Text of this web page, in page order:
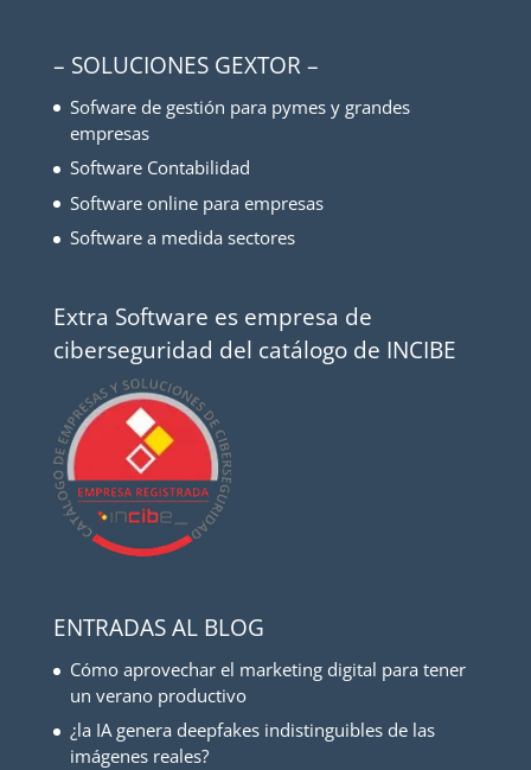
– SOLUCIONES GEXTOR –
Sofware de gestión para pymes y grandes
empresas
Software Contabilidad
Software online para empresas
Software a medida sectores
Extra Software es empresa de
ciberseguridad del catálogo de INCIBE
ENTRADAS AL BLOG
Cómo aprovechar el marketing digital para tener
un verano productivo
¿la IA genera deepfakes indistinguibles de las
imágenes reales?